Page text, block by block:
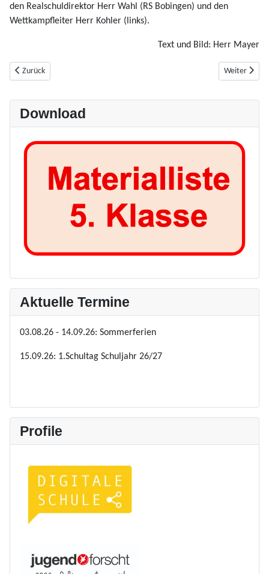
den Realschuldirektor Herr Wahl (RS Bobingen) und den
Wettkampfleiter Herr Kohler (links).
Text und Bild: Herr Mayer
Vorheriger Beitrag: Faszination Quantenphysik
Zurück Nächster
Weiter
Download
Aktuelle Termine
03.08.26 - 14.09.26: Sommerferien
15.09.26: 1.Schultag Schuljahr 26/27
Profile